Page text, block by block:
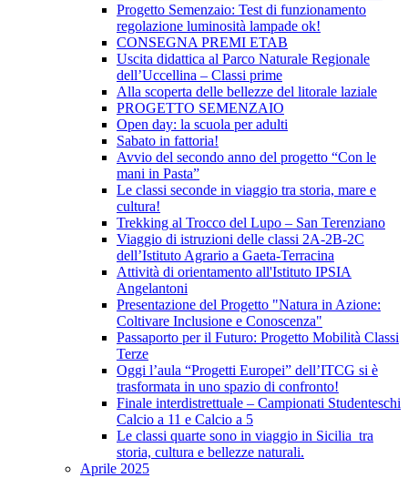
Progetto Semenzaio: Test di funzionamento
regolazione luminosità lampade ok!
CONSEGNA PREMI ETAB
Uscita didattica al Parco Naturale Regionale
dell’Uccellina – Classi prime
Alla scoperta delle bellezze del litorale laziale
PROGETTO SEMENZAIO
Open day: la scuola per adulti
Sabato in fattoria!
Avvio del secondo anno del progetto “Con le
mani in Pasta”
Le classi seconde in viaggio tra storia, mare e
cultura!
Trekking al Trocco del Lupo – San Terenziano
Viaggio di istruzioni delle classi 2A-2B-2C
dell’Istituto Agrario a Gaeta-Terracina
Attività di orientamento all'Istituto IPSIA
Angelantoni
Presentazione del Progetto "Natura in Azione:
Coltivare Inclusione e Conoscenza"
Passaporto per il Futuro: Progetto Mobilità Classi
Terze
Oggi l’aula “Progetti Europei” dell’ITCG si è
trasformata in uno spazio di confronto!
Finale interdistrettuale – Campionati Studenteschi
Calcio a 11 e Calcio a 5
Le classi quarte sono in viaggio in Sicilia tra
storia, cultura e bellezze naturali.
Aprile 2025